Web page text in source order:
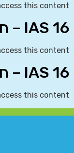
this content
IAS 16 – חלק 2 (הכרת התקן)
this content
IAS 16 – חלק 1 (הכרת התקן)
this content